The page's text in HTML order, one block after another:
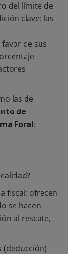
del límite de
clave: las
favor de sus
las de
de
Foral:
fiscal: ofrecen
se hacen
al rescate,
(deducción)